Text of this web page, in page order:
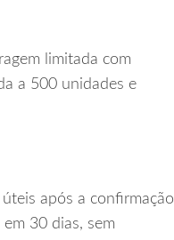
limitada com
a 500 unidades e
após a confirmação
30 dias, sem